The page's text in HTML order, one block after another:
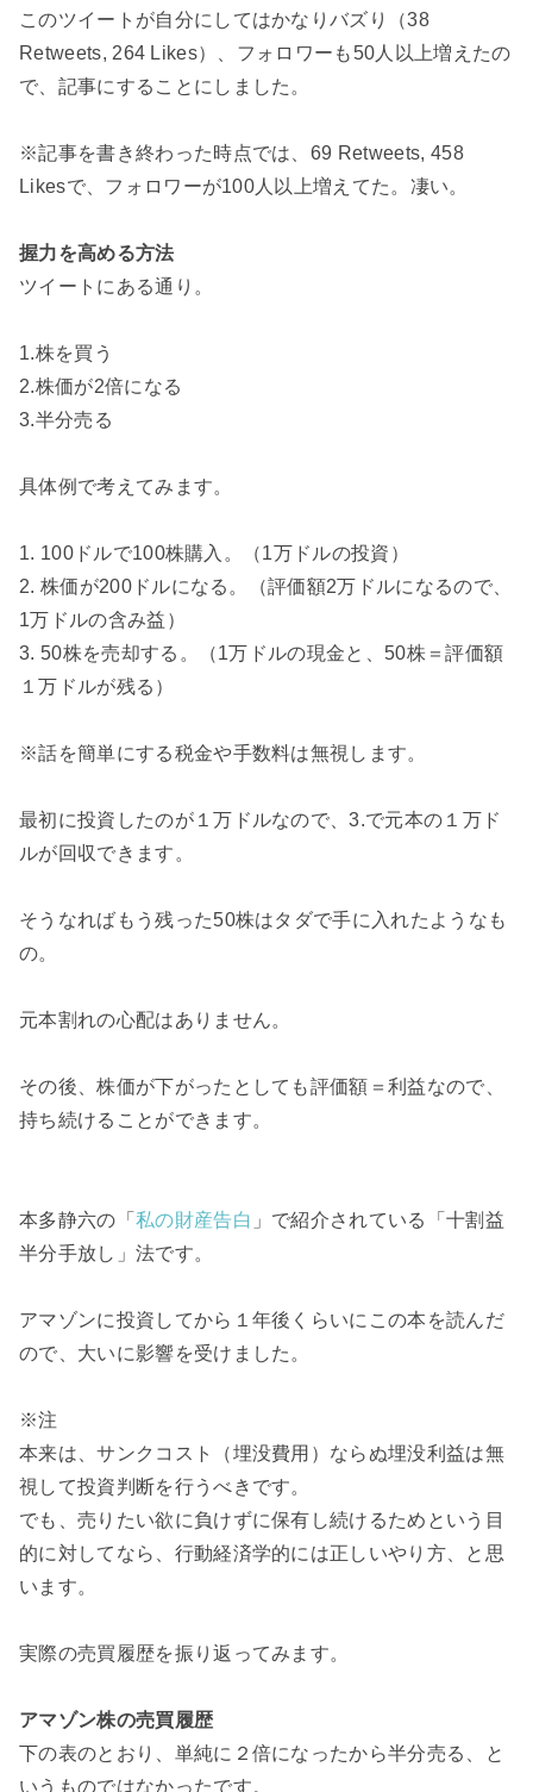
このツイートが自分にしてはかなりバズり（38
Retweets, 264 Likes）、フォロワーも50人以上増えたの
で、記事にすることにしました。
※記事を書き終わった時点では、69 Retweets, 458
Likesで、フォロワーが100人以上増えてた。凄い。
握力を高める方法
ツイートにある通り。
1.株を買う
2.株価が2倍になる
3.半分売る
具体例で考えてみます。
1. 100ドルで100株購入。（1万ドルの投資）
2. 株価が200ドルになる。（評価額2万ドルになるので、
1万ドルの含み益）
3. 50株を売却する。（1万ドルの現金と、50株＝評価額
１万ドルが残る）
※話を簡単にする税金や手数料は無視します。
最初に投資したのが１万ドルなので、3.で元本の１万ド
ルが回収できます。
そうなればもう残った50株はタダで手に入れたようなも
の。
元本割れの心配はありません。
その後、株価が下がったとしても評価額＝利益なので、
持ち続けることができます。
本多静六の「 私の財産告白 」で紹介されている「十割益
半分手放し」法です。
アマゾンに投資してから１年後くらいにこの本を読んだ
ので、大いに影響を受けました。
※注
本来は、サンクコスト（埋没費用）ならぬ埋没利益は無
視して投資判断を行うべきです。
でも、売りたい欲に負けずに保有し続けるためという目
的に対してなら、行動経済学的には正しいやり方、と思
います。
実際の売買履歴を振り返ってみます。
アマゾン株の売買履歴
下の表のとおり、単純に２倍になったから半分売る、と
いうものではなかったです。